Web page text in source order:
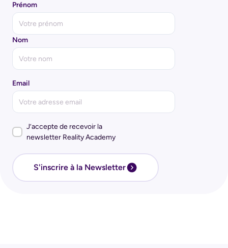
Prénom
Nom
Email
J’accepte de recevoir la
newsletter Reality Academy
S'inscrire à la Newsletter